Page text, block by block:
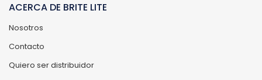
ACERCA DE BRITE LITE
Nosotros
Contacto
Quiero ser distribuidor